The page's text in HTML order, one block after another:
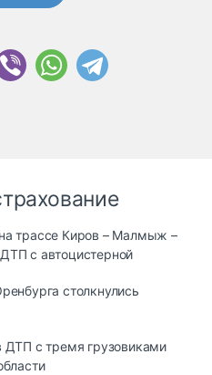
трассе Киров – Малмыж –
с автоцистерной
столкнулись
ДТП с тремя грузовиками